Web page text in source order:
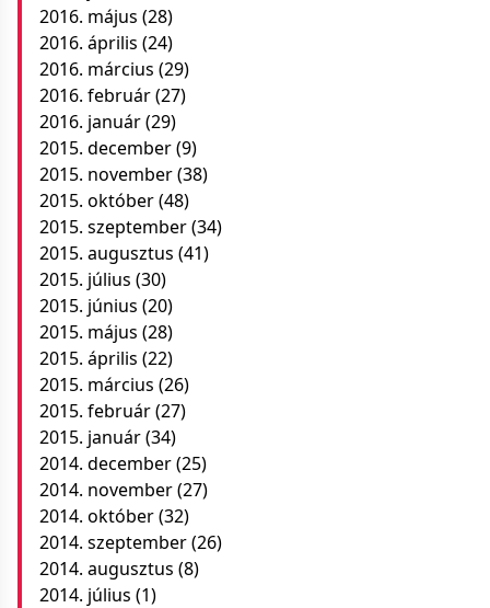
2016. május (28)
2016. április (24)
2016. március (29)
2016. február(27)
2016. január(29)
2015. december(9)
2015. november(38)
2015. október(48)
2015. szeptember(34)
2015. augusztus (41)
2015. július (30)
2015. június (20)
2015. május (28)
2015. április (22)
2015. március (26)
2015. február(27)
2015. január(34)
2014. december(25)
2014. november(27)
2014. október(32)
2014. szeptember(26)
2014. augusztus (8)
2014. július (1)